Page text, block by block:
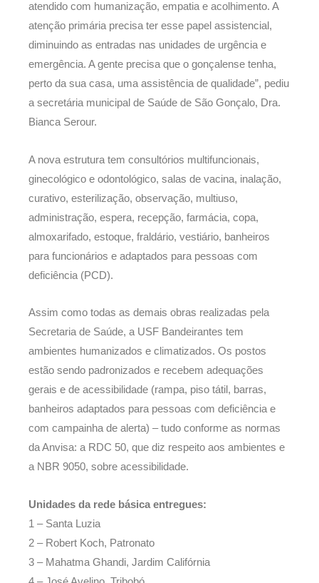
atendido com humanização, empatia e acolhimento. A
atenção primária precisa ter esse papel assistencial,
diminuindo as entradas nas unidades de urgência e
emergência. A gente precisa que o gonçalense tenha,
perto da sua casa, uma assistência de qualidade”, pediu
a secretária municipal de Saúde de São Gonçalo, Dra.
Bianca Serour.
A nova estrutura tem consultórios multifuncionais,
ginecológico e odontológico, salas de vacina, inalação,
curativo, esterilização, observação, multiuso,
administração, espera, recepção, farmácia, copa,
almoxarifado, estoque, fraldário, vestiário, banheiros
para funcionários e adaptados para pessoas com
deficiência (PCD).
Assim como todas as demais obras realizadas pela
Secretaria de Saúde, a USF Bandeirantes tem
ambientes humanizados e climatizados. Os postos
estão sendo padronizados e recebem adequações
gerais e de acessibilidade (rampa, piso tátil, barras,
banheiros adaptados para pessoas com deficiência e
com campainha de alerta) – tudo conforme as normas
da Anvisa: a RDC 50, que diz respeito aos ambientes e
a NBR 9050, sobre acessibilidade.
Unidades da rede básica entregues:
1 – Santa Luzia
2 – Robert Koch, Patronato
3 – Mahatma Ghandi, Jardim Califórnia